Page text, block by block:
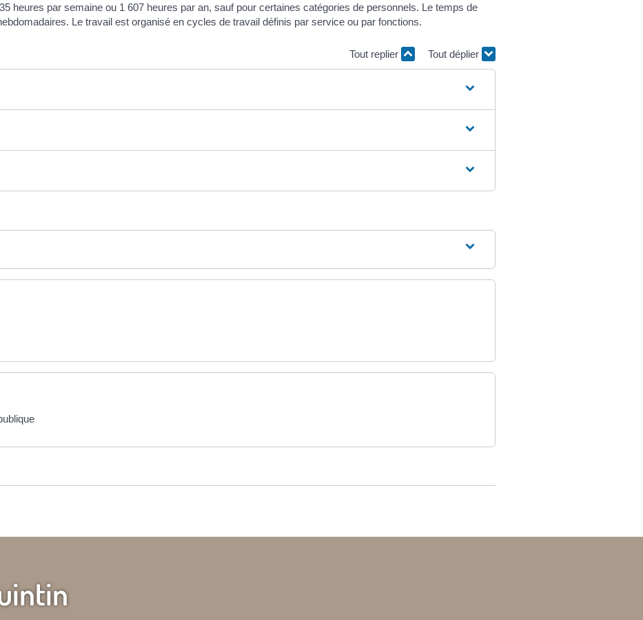
heures par semaine ou 1 607 heures par an, sauf pour certaines catégories de personnels. Le temps de
Le travail est organisé en cycles de travail définis par service ou par fonctions.
Tout replier Tout déplier